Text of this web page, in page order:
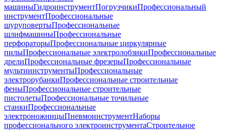
машиныГидроинструментПогрузчикиПрофессиональный
инструментПрофессиональные
шуруповертыПрофессиональные
шлифмашиныПрофессиональные
перфораторыПрофессиональные циркулярные
пилыПрофессиональные электролобзикиПрофессиональные
дрелиПрофессиональные фрезерыПрофессиональные
мультиинструментыПрофессиональные
электрорубанкиПрофессиональные строительные
феныПрофессиональные строительные
пистолетыПрофессиональные точильные
станкиПрофессиональные
электроножницыПневмоинструментНаборы
профессионального электроинструментаСтроительное